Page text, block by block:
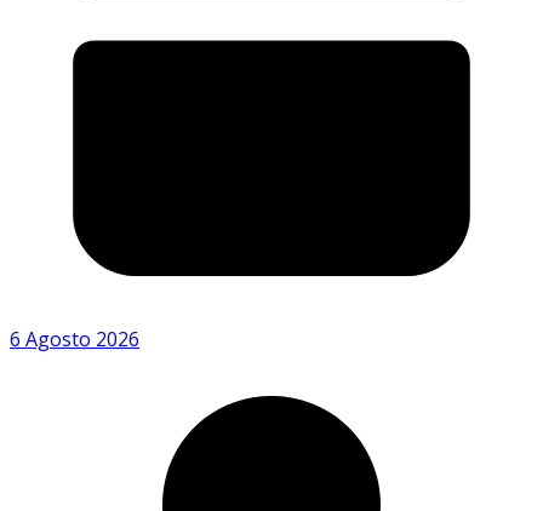
6 Agosto 2026